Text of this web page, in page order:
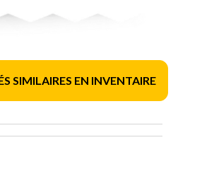
SIMILAIRES EN INVENTAIRE